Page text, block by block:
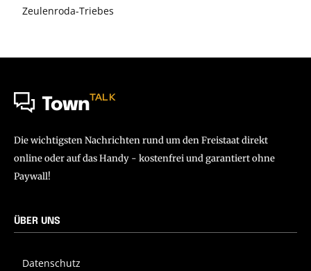
Zeulenroda-Triebes
TownTALK
Die wichtigsten Nachrichten rund um den Freistaat direkt
online oder auf das Handy - kostenfrei und garantiert ohne
Paywall!
ÜBER UNS
Datenschutz